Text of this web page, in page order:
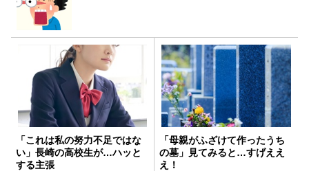
「これは私の努力不足ではな
い」長崎の高校生が…ハッと
する主張
「母親がふざけて作ったうち
の墓」見てみると…すげええ
え！